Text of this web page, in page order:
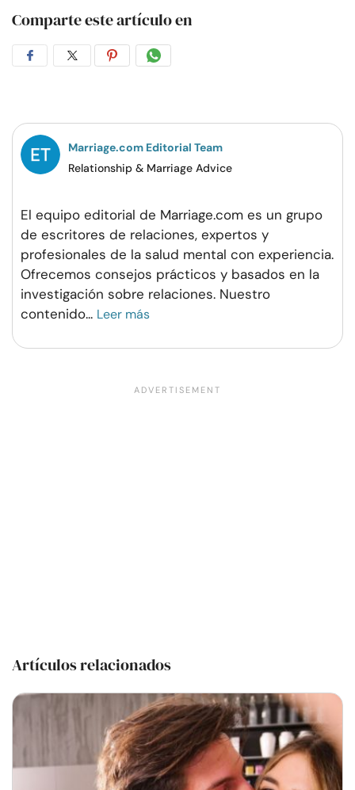
Comparte este artículo en
CompartirCompartirCompartirCompartir
Marriage.com Editorial Team
Relationship & Marriage Advice
El equipo editorial de Marriage.com es un grupo
de escritores de relaciones, expertos y
profesionales de la salud mental con experiencia.
Ofrecemos consejos prácticos y basados en la
investigación sobre relaciones. Nuestro
contenido... Leer más
Artículos relacionados